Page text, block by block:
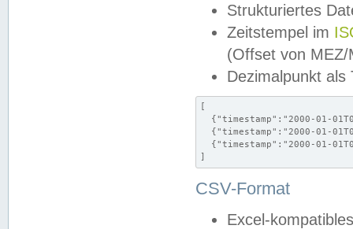
Strukturiertes
Zeitstempel im
(Offset von MEZ/
Dezimalpunkt als
[
{"timestamp":"2000-01-
{"timestamp":"2000-01-
{"timestamp":"2000-01-
]
CSV-Format
Excel-